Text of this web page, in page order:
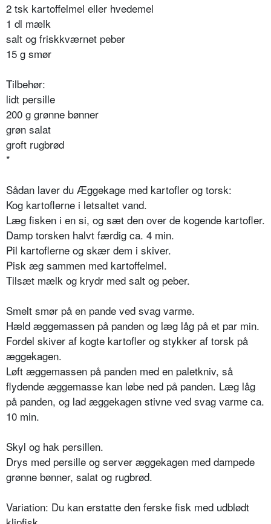
2 tsk kartoffelmel eller hvedemel
1 dl mælk
salt og friskkværnet peber
15 g smør
Tilbehør:
lidt persille
200 g grønne bønner
grøn salat
groft rugbrød
*
Sådan laver du Æggekage med kartofler og torsk:
Kog kartoflerne i letsaltet vand.
Læg fisken i en si, og sæt den over de kogende kartofler.
Damp torsken halvt færdig ca. 4 min.
Pil kartoflerne og skær dem i skiver.
Pisk æg sammen med kartoffelmel.
Tilsæt mælk og krydr med salt og peber.
Smelt smør på en pande ved svag varme.
Hæld æggemassen på panden og læg låg på et par min.
Fordel skiver af kogte kartofler og stykker af torsk på
æggekagen.
Løft æggemassen på panden med en paletkniv, så
flydende æggemasse kan løbe ned på panden. Læg låg
på panden, og lad æggekagen stivne ved svag varme ca.
10 min.
Skyl og hak persillen.
Drys med persille og server æggekagen med dampede
grønne bønner, salat og rugbrød.
Variation: Du kan erstatte den ferske fisk med udblødt